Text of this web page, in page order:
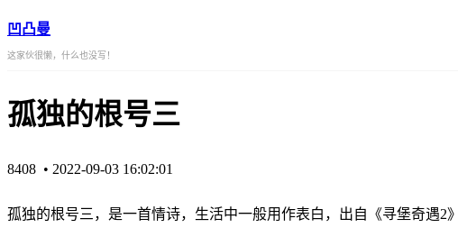
凹凸曼
这家伙很懒，什么也没写！
孤独的根号三
8408 • 2022-09-03 16:02:01
孤独的根号三，是一首情诗，生活中一般用作表白，出自《寻堡奇遇2